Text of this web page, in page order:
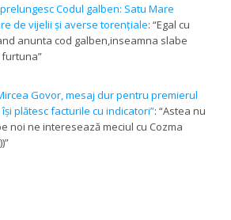
Codul galben: Satu Mare
de vijelii și averse torențiale: “Egal cu
anunta cod galben,inseamna slabe
furtuna”
Govor, mesaj dur pentru premierul
plătesc facturile cu indicatori”: “Astea nu
noi ne interesează meciul cu Cozma
”